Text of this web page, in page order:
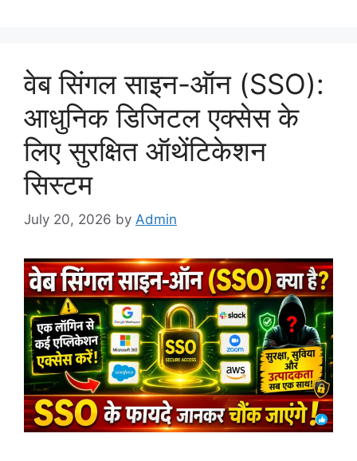
वेब सिंगल साइन-ऑन (SSO):
आधुनिक डिजिटल एक्सेस के
लिए सुरक्षित ऑथेंटिकेशन
सिस्टम
July 20, 2026 by Admin